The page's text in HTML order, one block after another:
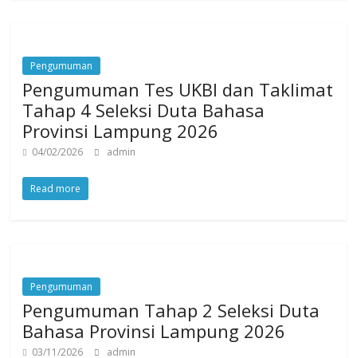
Pengumuman
Pengumuman Tes UKBI dan Taklimat
Tahap 4 Seleksi Duta Bahasa
Provinsi Lampung 2026
04/02/2026 admin
Read more
Pengumuman
Pengumuman Tahap 2 Seleksi Duta
Bahasa Provinsi Lampung 2026
03/11/2026 admin